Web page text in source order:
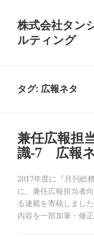
株式会社タ
ルティング
タグ: 広報ネタ
兼任広報担
識-7 広報
2017年度に『月刊総
に、兼任広報担当者
る連載を寄稿しました
内容を一部加筆・修